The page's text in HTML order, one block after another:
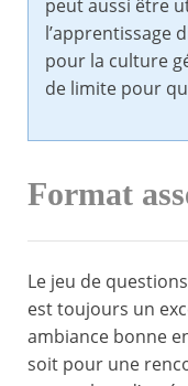
peut aussi être
l’apprentissage
pour la culture
de limite pour
Format
Le jeu de
est toujours un
ambiance bonne
soit pour une